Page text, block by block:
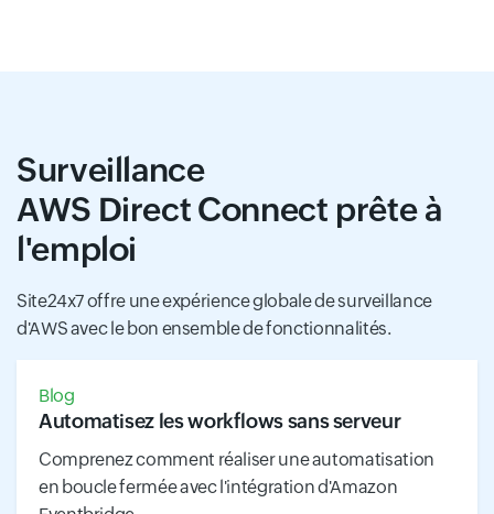
Surveillance
AWS Direct Connect prête à
l'emploi
Site24x7 offre une expérience globale de surveillance
d'AWS avec le bon ensemble de fonctionnalités.
Blog
Automatisez les workflows sans serveur
Comprenez comment réaliser une automatisation
en boucle fermée avec l'intégration d'Amazon